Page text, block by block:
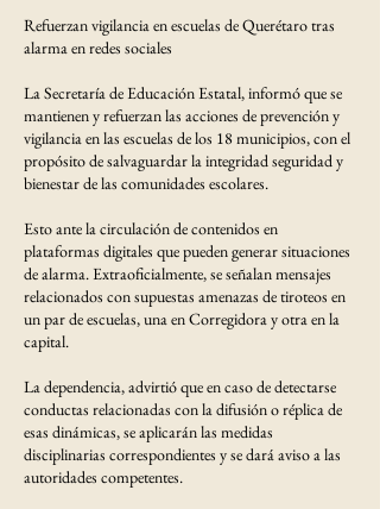
Refuerzan vigilancia en escuelas de Querétaro tras
alarma en redes sociales
La Secretaría de Educación Estatal, informó que se
mantienen y refuerzan las acciones de prevención y
vigilancia en las escuelas de los 18 municipios, con el
propósito de salvaguardar la integridad seguridad y
bienestar de las comunidades escolares.
Esto ante la circulación de contenidos en
plataformas digitales que pueden generar situaciones
de alarma. Extraoficialmente, se señalan mensajes
relacionados con supuestas amenazas de tiroteos en
un par de escuelas, una en Corregidora y otra en la
capital.
La dependencia, advirtió que en caso de detectarse
conductas relacionadas con la difusión o réplica de
esas dinámicas, se aplicarán las medidas
disciplinarias correspondientes y se dará aviso a las
autoridades competentes.